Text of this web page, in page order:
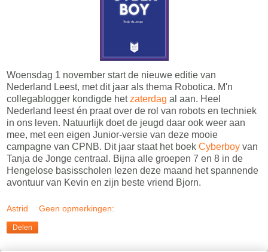
Woensdag 1 november start de nieuwe editie van
Nederland Leest, met dit jaar als thema Robotica. M'n
collegablogger kondigde hetzaterdag al aan. Heel
Nederland leest én praat over de rol van robots en techniek
in ons leven. Natuurlijk doet de jeugd daar ook weer aan
mee, met een eigen Junior-versie van deze mooie
campagne van CPNB. Dit jaar staat het boek Cyberboy van
Tanja de Jonge centraal. Bijna alle groepen 7 en 8 in de
Hengelose basisscholen lezen deze maand het spannende
avontuur van Kevin en zijn beste vriend Bjorn.
Astrid Geen opmerkingen:
Delen